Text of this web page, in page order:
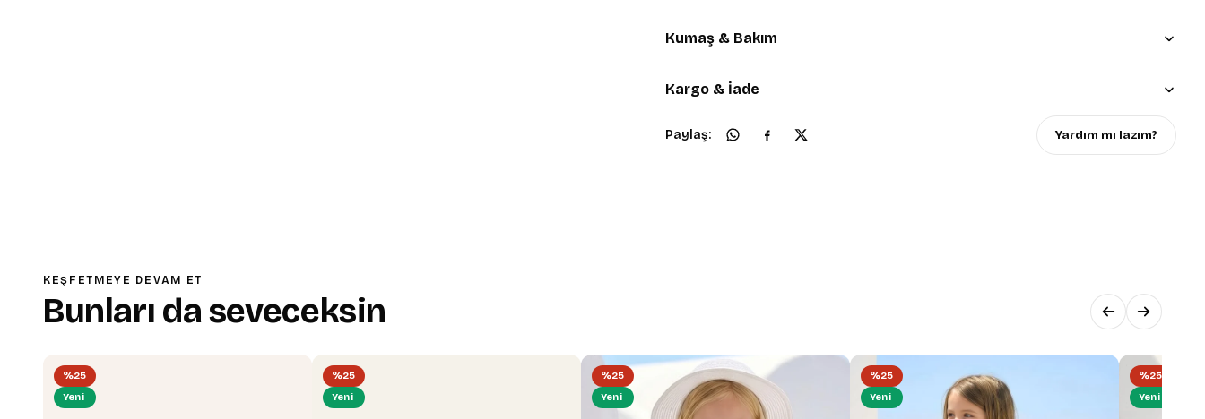
Kumaş & Bakım
Kargo & İade
Paylaş: Yardım mı lazım?
KEŞFETMEYE DEVAM ET
Bunları da seveceksin
%25
Yeni
%25
Yeni
%25
Yeni
%25
Yeni
%25
Yeni